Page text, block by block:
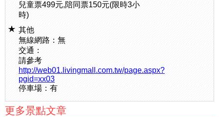
兒童票499元,陪同票150元(限時3小
時)
其他
無線網路：無
交通：
請參考
http://web01.livingmall.com.tw/page.aspx?
pgid=xx03
停車場：有
更多景點文章